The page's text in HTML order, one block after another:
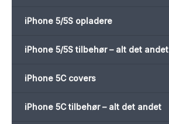
iPhone 5/5S opladere
iPhone 5/5S tilbehør – alt det andet
iPhone 5C covers
iPhone 5C tilbehør – alt det andet